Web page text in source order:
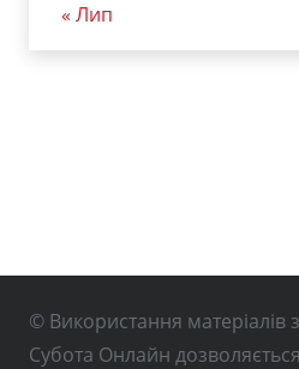
« Лип
© Використання матеріалів
Субота Онлайн